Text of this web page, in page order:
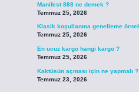
Manifest 888 ne demek ?
Temmuz 25, 2026
Klasik koşullanma genelleme
Temmuz 25, 2026
En ucuz kargo hangi kargo ?
Temmuz 25, 2026
Kaktüsün açması için ne yapmalı ?
Temmuz 23, 2026